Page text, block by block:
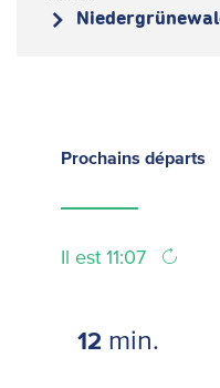
Prochains départs
Il est 11:07
12 min.